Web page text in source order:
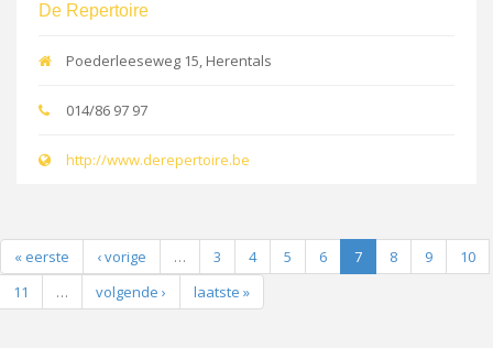
De Repertoire
Poederleeseweg 15, Herentals
014/86 97 97
http://www.derepertoire.be
« eerste ‹ vorige … 3 4 5 6 7 8 9
10
11
… volgende › laatste »